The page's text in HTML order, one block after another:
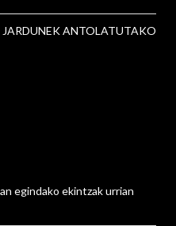
ANTOLATUTAKO
egindako ekintzak urrian